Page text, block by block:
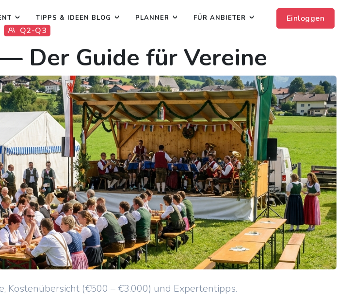
Einloggen
TIPPS & IDEEN BLOG PLANNER FÜR ANBIETER
Q2-Q3
Der Guide für Vereine
Kostenübersicht (€500 – €3.000) und Expertentipps.